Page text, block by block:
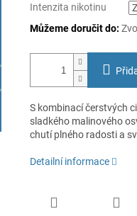
Intenzita nikotinu
Můžeme doručit do:
S kombinací čerstvých
sladkého malinového
chutí plného radosti a
Detailní informace